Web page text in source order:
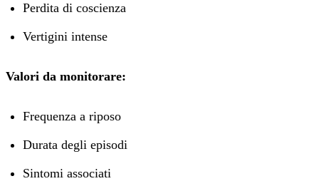
Perdita di coscienza
Vertigini intense
Valori da monitorare:
Frequenza a riposo
Durata degli episodi
Sintomi associati